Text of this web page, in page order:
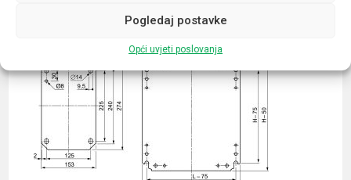
Pogledaj postavke
Opći uvjeti poslovanja